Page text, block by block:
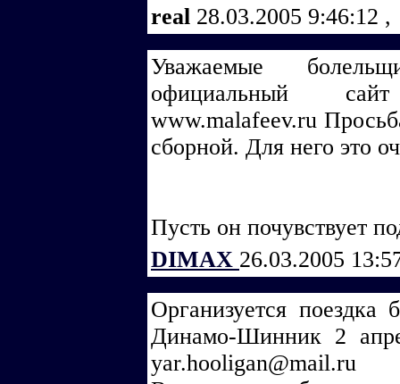
real 28.03.2005 9:46:12 ,
Уважаемые
официальный
www.malafeev.ru
сборной. Для него это
Пусть он почувствует
DIMAX 26.03.2005
Организуется
Динамо-Шинник 2
yar.hooligan@mail.ru